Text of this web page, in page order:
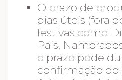
O prazo de
dias úteis (fora
festivas como
Pais,
o prazo pode
confirmação